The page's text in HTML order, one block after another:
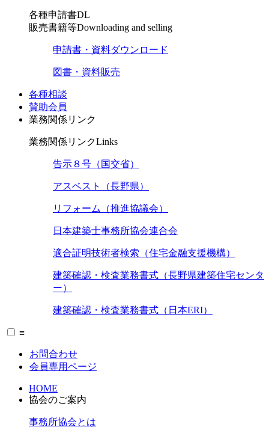
各種申請書DL
販売書籍等Downloading and selling
申請書・資料ダウンロード
図書・資料販売
各種相談
賛助会員
業務関係リンク
業務関係リンクLinks
告示８号（国交省）
アスベスト（長野県）
リフォーム（推進協議会）
日本建築士事務所協会連合会
適合証明技術者検索（住宅金融支援機構）
建築確認・検査業務書式（長野県建築住宅センタ
ー）
建築確認・検査業務書式（日本ERI）
≡
お問合わせ
会員専用ページ
HOME
協会のご案内
事務所協会とは